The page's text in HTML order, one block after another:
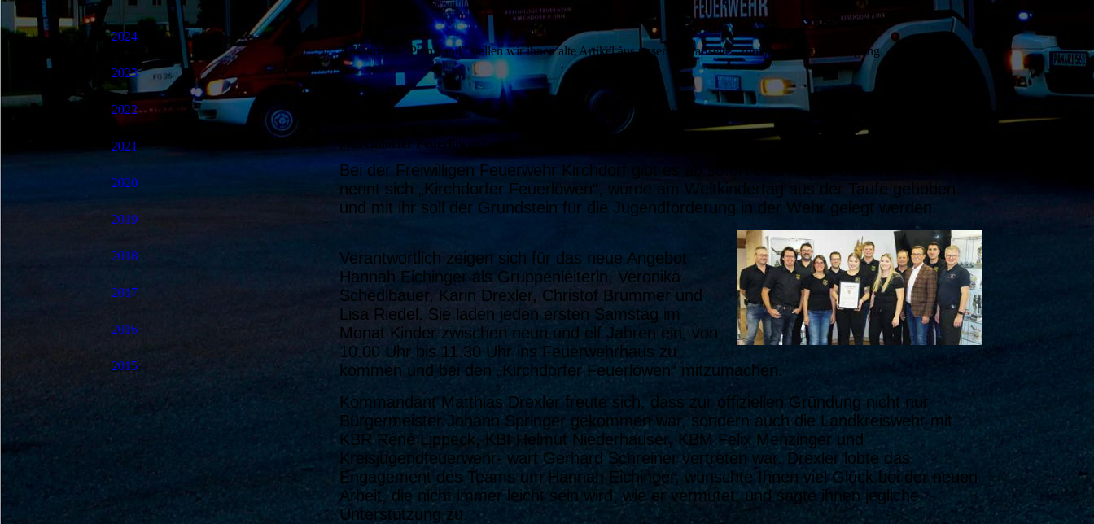
2024
2023
2022
2021
2020
2019
2018
2017
2016
2015
Auf unserer "Pinnwand" stellen wir ihnen alte Artikel aus unserer "Startseite" zum stöbern zur Verfügung.
„Kirchdorfer Feuerlöwen“ gegründet
Bei der Freiwilligen Feuerwehr Kirchdorf gibt es ab sofort eine Kinderfeuerwehr. Sie
nennt sich „Kirchdorfer Feuerlöwen“, wurde am Weltkindertag aus der Taufe gehoben
und mit ihr soll der Grundstein für die Jugendförderung in der Wehr gelegt werden.
Verantwortlich zeigen sich für das neue Angebot
Hannah Eichinger als Gruppenleiterin, Veronika
Schedlbauer, Karin Drexler, Christof Brummer und
Lisa Riedel. Sie laden jeden ersten Samstag im
Monat Kinder zwischen neun und elf Jahren ein, von
10.00 Uhr bis 11.30 Uhr ins Feuerwehrhaus zu
kommen und bei den „Kirchdorfer Feuerlöwen“ mitzumachen.
Kommandant Matthias Drexler freute sich, dass zur offiziellen Gründung nicht nur
Bürgermeister Johann Springer gekommen war, sondern auch die Landkreiswehr mit
KBR René Lippeck, KBI Helmut Niederhauser, KBM Felix Menzinger und
Kreisjugendfeuerwehr- wart Gerhard Schreiner vertreten war. Drexler lobte das
Engagement des Teams um Hannah Eichinger, wünschte Ihnen viel Glück bei der neuen
Arbeit, die nicht immer leicht sein wird, wie er vermutet, und sagte ihnen jegliche
Unterstützung zu.